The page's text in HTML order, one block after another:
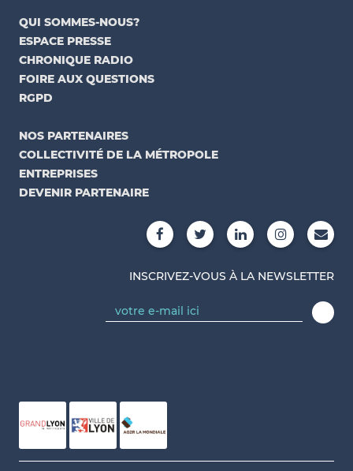
QUI SOMMES-NOUS?
ESPACE PRESSE
CHRONIQUE RADIO
FOIRE AUX QUESTIONS
RGPD
NOS PARTENAIRES
COLLECTIVITÉ DE LA MÉTROPOLE
ENTREPRISES
DEVENIR PARTENAIRE
INSCRIVEZ-VOUS À LA NEWSLETTER